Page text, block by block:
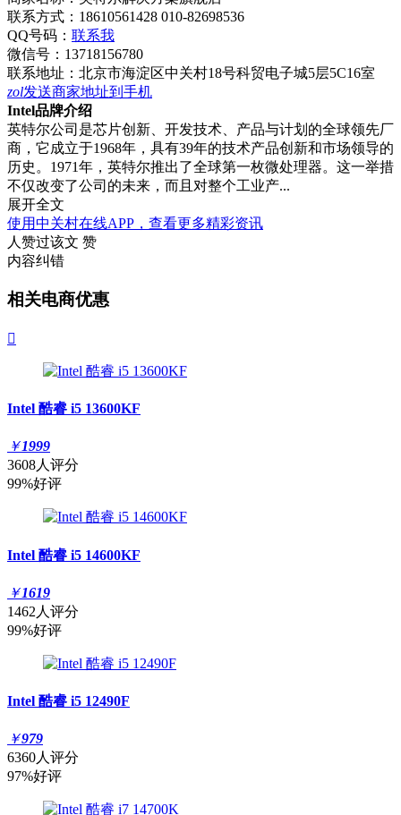
联系方式： 18610561428 010-82698536
QQ号码： 联系我
微信号： 13718156780
联系地址： 北京市海淀区中关村18号科贸电子城5层5C16室
zol发送商家地址到手机
Intel品牌介绍
英特尔公司是芯片创新、开发技术、产品与计划的全球领先厂
商，它成立于1968年，具有39年的技术产品创新和市场领导的
历史。1971年，英特尔推出了全球第一枚微处理器。这一举措
不仅改变了公司的未来，而且对整个工业产...
展开全文
使用中关村在线APP，查看更多精彩资讯
人赞过该文 赞
内容纠错
相关电商优惠

Intel 酷睿 i5 13600KF
￥1999
3608人评分
99%好评
Intel 酷睿 i5 14600KF
￥1619
1462人评分
99%好评
Intel 酷睿 i5 12490F
￥979
6360人评分
97%好评